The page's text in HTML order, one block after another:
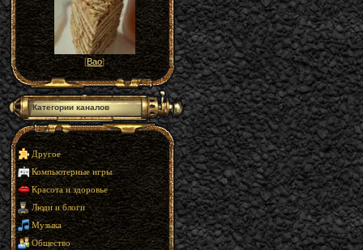
[Вао]
Категории каналов
Другое
Компьютерные игры
Красота и здоровье
Люди и блоги
Музыка
Общество